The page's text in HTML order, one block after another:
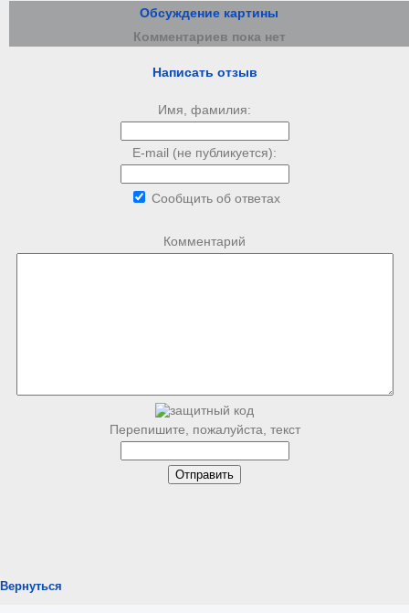
Обсуждение картины
Комментариев пока нет
Написать отзыв
Имя, фамилия:
E-mail (не публикуется):
Сообщить об ответах
Комментарий
Перепишите, пожалуйста, текст
Вернуться